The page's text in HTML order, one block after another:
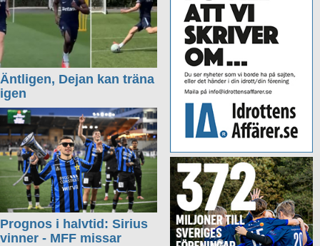
Äntligen, Dejan kan träna
igen
Prognos i halvtid: Sirius
vinner - MFF missar